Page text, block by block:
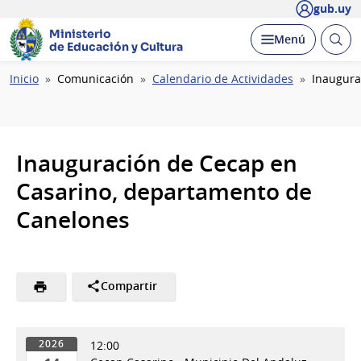
gub.uy
Ministerio
de Educación y Cultura
Desplegar
Menú Abrir
Ruta
Inicio Comunicación Calendario de Actividades
Inauguración de Cecap en
Casarino, departamento de
Canelones
Compartir
2026
12:00